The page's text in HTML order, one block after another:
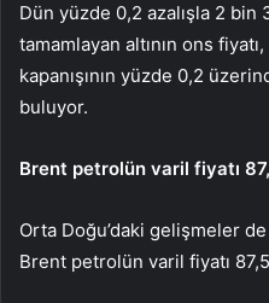
Dün yüzde 0,2 azalışla 2 bin
tamamlayan altının ons
kapanışının yüzde 0,2
buluyor.
Brent petrolün varil fiyatı
Orta Doğu’daki gelişmeler
Brent petrolün varil fiyatı